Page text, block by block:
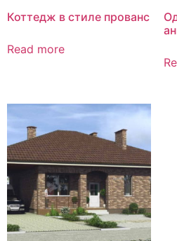
Коттедж в стиле прованс
Read more